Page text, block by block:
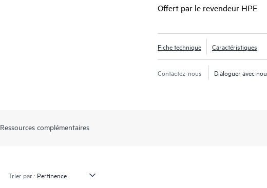
Offert par le revendeur HPE
Fiche technique Caractéristiques
Contactez-nous Dialoguer avec
Ressources complémentaires
Trier par :